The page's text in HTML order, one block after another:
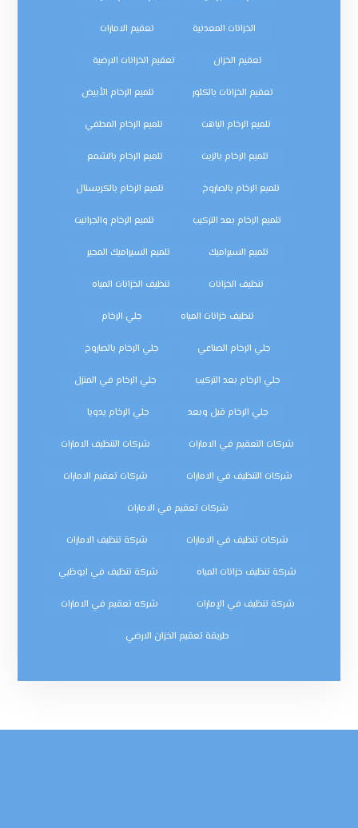
الخزانات المعدنية تعقيم الامارات
تعقيم الخزان تعقيم الخزانات الارضية
تعقيم الخزانات بالكلور تلميع الرخام الأبيض
تلميع الرخام الباهت تلميع الرخام المطفي
تلميع الرخام بالزيت تلميع الرخام بالشمع
تلميع الرخام بالصاروخ تلميع الرخام بالكريستال
تلميع الرخام بعد التركيب تلميع الرخام والجرانيت
تلميع السيراميك تلميع السيراميك المجير
تنظيف الخزانات تنظيف الخزانات المياه
تنظيف خزانات المياه جلي الرخام
جلي الرخام الصناعي جلي الرخام بالصاروخ
جلي الرخام بعد التركيب جلي الرخام في المنزل
جلي الرخام قبل وبعد جلي الرخام يدويا
شركات التعقيم في الامارات شركات التنظيف الامارات
شركات التنظيف في الامارات شركات تعقيم الامارات
شركات تعقيم في الامارات
شركات تنظيف في الامارات شركة تنظيف الامارات
شركة تنظيف خزانات المياه شركة تنظيف في ابوظبي
شركة تنظيف في الإمارات شركه تعقيم في الامارات
طريقة تعقيم الخزان الارضي